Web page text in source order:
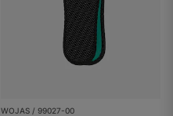
WOJAS / 99027-00